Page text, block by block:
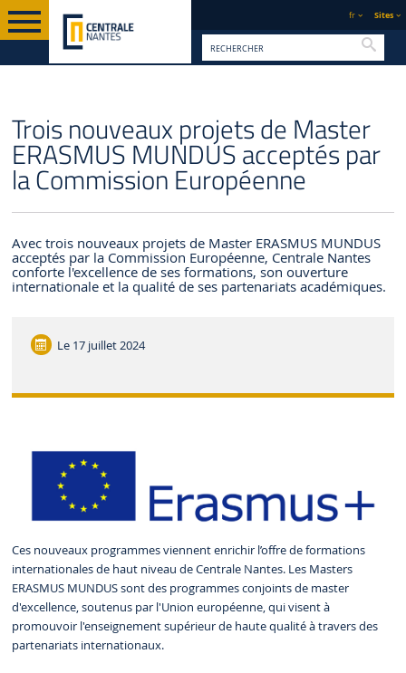
fr Sites
Trois nouveaux projets de Master
ERASMUS MUNDUS acceptés par
la Commission Européenne
Avec trois nouveaux projets de Master ERASMUS MUNDUS
acceptés par la Commission Européenne, Centrale Nantes
conforte l'excellence de ses formations, son ouverture
internationale et la qualité de ses partenariats académiques.
Le 17 juillet 2024
Ces nouveaux programmes viennent enrichir l’offre de formations
internationales de haut niveau de Centrale Nantes. Les Masters
ERASMUS MUNDUS sont des programmes conjoints de master
d'excellence, soutenus par l'Union européenne, qui visent à
promouvoir l'enseignement supérieur de haute qualité à travers des
partenariats internationaux.